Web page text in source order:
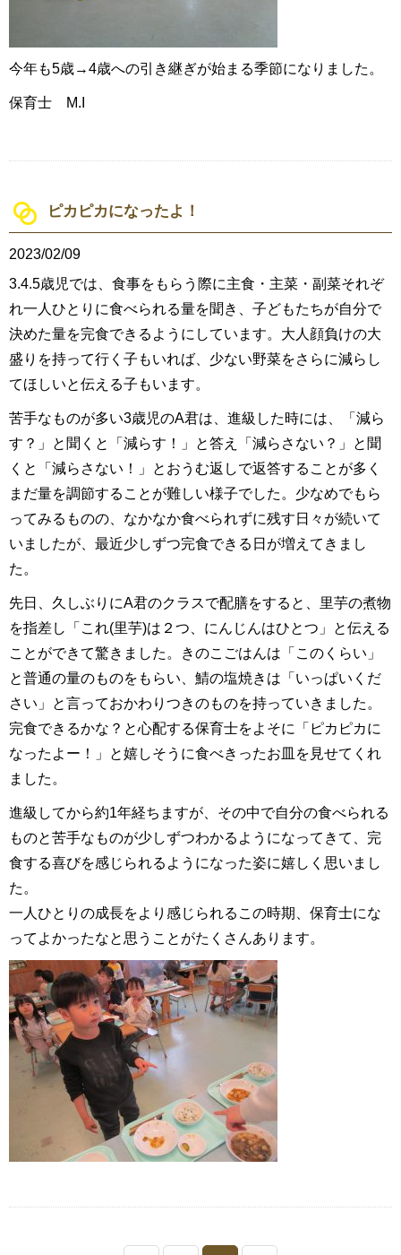
今年も5歳→4歳への引き継ぎが始まる季節になりました。
保育士 M.I
ピカピカになったよ！
2023/02/09
3.4.5歳児では、食事をもらう際に主食・主菜・副菜それぞ
れ一人ひとりに食べられる量を聞き、子どもたちが自分で
決めた量を完食できるようにしています。大人顔負けの大
盛りを持って行く子もいれば、少ない野菜をさらに減らし
てほしいと伝える子もいます。
苦手なものが多い3歳児のA君は、進級した時には、「減ら
す？」と聞くと「減らす！」と答え「減らさない？」と聞
くと「減らさない！」とおうむ返しで返答することが多く
まだ量を調節することが難しい様子でした。少なめでもら
ってみるものの、なかなか食べられずに残す日々が続いて
いましたが、最近少しずつ完食できる日が増えてきまし
た。
先日、久しぶりにA君のクラスで配膳をすると、里芋の煮物
を指差し「これ(里芋)は２つ、にんじんはひとつ」と伝える
ことができて驚きました。きのこごはんは「このくらい」
と普通の量のものをもらい、鯖の塩焼きは「いっぱいくだ
さい」と言っておかわりつきのものを持っていきました。
完食できるかな？と心配する保育士をよそに「ピカピカに
なったよー！」と嬉しそうに食べきったお皿を見せてくれ
ました。
進級してから約1年経ちますが、その中で自分の食べられる
ものと苦手なものが少しずつわかるようになってきて、完
食する喜びを感じられるようになった姿に嬉しく思いまし
た。
一人ひとりの成長をより感じられるこの時期、保育士にな
ってよかったなと思うことがたくさんあります。